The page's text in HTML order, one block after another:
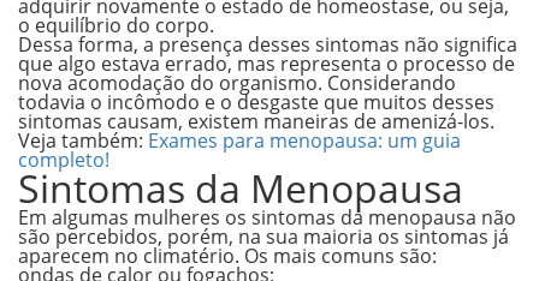
adquirir novamente o estado de homeostase, ou seja,
o equilíbrio do corpo.
Dessa forma, a presença desses sintomas não significa
que algo estava errado, mas representa o processo de
nova acomodação do organismo. Considerando
todavia o incômodo e o desgaste que muitos desses
sintomas causam, existem maneiras de amenizá-los.
Veja também: Exames para menopausa: um guia
completo!
Sintomas da Menopausa
Em algumas mulheres os sintomas da menopausa não
são percebidos, porém, na sua maioria os sintomas já
aparecem no climatério. Os mais comuns são:
ondas de calor ou fogachos;